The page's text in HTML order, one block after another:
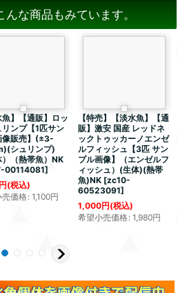
な商品もみています。
魚】【通販】ロッ
リンプ【1匹サン
像販売】(±3-
シュリンプ)
）（熱帯魚）NK
00114081]
円(税込)
売価格: 1,100円
【特売】【淡水魚】【通
販】激安 国産 レッドネ
ックトゥッカーノエンゼ
ルフィッシュ【3匹 サン
プル画像】（エンゼルフ
ィッシュ）(生体)(熱帯
魚)NK [zc10-
60523091]
1,000円(税込)
希望小売価格: 1,980円